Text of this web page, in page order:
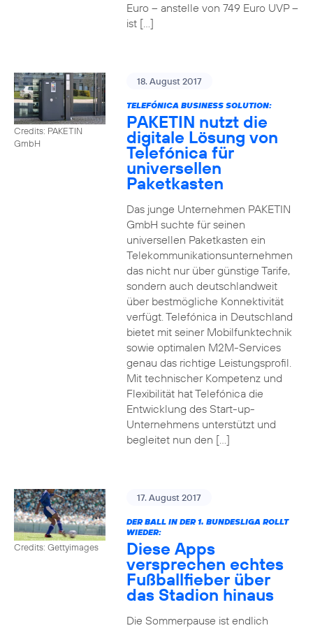
Euro – anstelle von 749 Euro UVP –
ist […]
Credits: PAKETIN
GmbH
18. August 2017
TELEFÓNICA BUSINESS SOLUTION:
PAKETIN nutzt die
digitale Lösung von
Telefónica für
universellen
Paketkasten
Das junge Unternehmen PAKETIN
GmbH suchte für seinen
universellen Paketkasten ein
Telekommunikationsunternehmen
das nicht nur über günstige Tarife,
sondern auch deutschlandweit
über bestmögliche Konnektivität
verfügt. Telefónica in Deutschland
bietet mit seiner Mobilfunktechnik
sowie optimalen M2M-Services
genau das richtige Leistungsprofil.
Mit technischer Kompetenz und
Flexibilität hat Telefónica die
Entwicklung des Start-up-
Unternehmens unterstützt und
begleitet nun den […]
Credits: Gettyimages
17. August 2017
DER BALL IN DER 1. BUNDESLIGA ROLLT
WIEDER:
Diese Apps
versprechen echtes
Fußballfieber über
das Stadion hinaus
Die Sommerpause ist endlich